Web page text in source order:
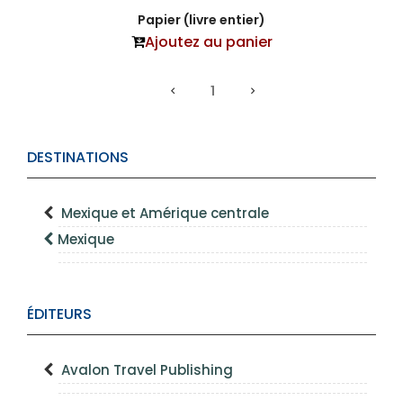
DESTINATIONS
Mexique et Amérique centrale
Mexique
ÉDITEURS
Avalon Travel Publishing
Papier (livre entier)
Ajoutez au panier
1